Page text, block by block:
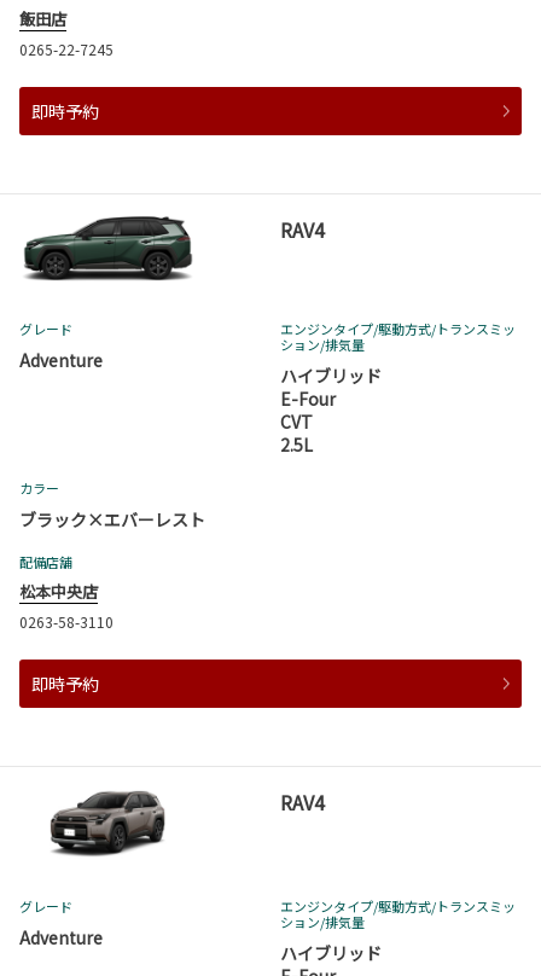
飯田店
0265-22-7245
即時予約
RAV4
グレード
Adventure
エンジンタイプ/駆動方式/トランスミッ
ション/排気量
ハイブリッド
E-Four
CVT
2.5L
カラー
ブラック×エバーレスト
配備店舗
松本中央店
0263-58-3110
即時予約
RAV4
グレード
Adventure
エンジンタイプ/駆動方式/トランスミッ
ション/排気量
ハイブリッド